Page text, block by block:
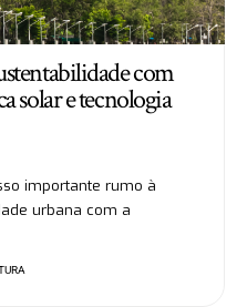
com
solar e tecnologia
importante rumo à
urbana com a